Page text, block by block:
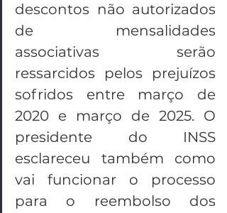
descontos não autorizados
de mensalidades
associativas serão
ressarcidos pelos prejuízos
sofridos entre março de
2020 e março de 2025. O
presidente do INSS
esclareceu também como
vai funcionar o processo
para o reembolso dos